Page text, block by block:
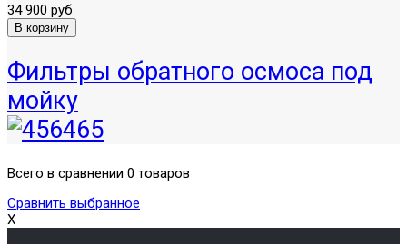
34 900 руб
Фильтры обратного осмоса под
мойку
Всего в сравнении 0 товаров
Сравнить выбранное
X